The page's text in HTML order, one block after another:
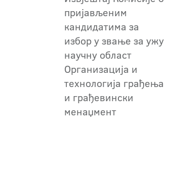
пријављеним
кандидатима за
избор у звање за ужу
научну област
Организација и
технологија грађења
и грађевински
менаџмент